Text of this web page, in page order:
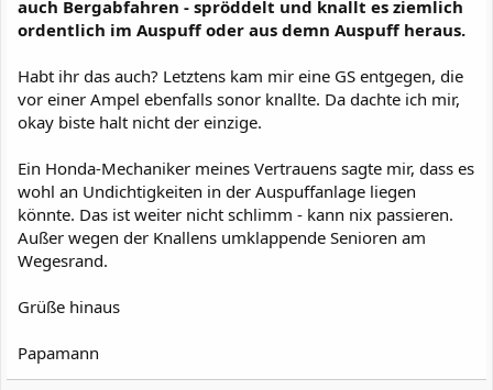
auch Bergabfahren - spröddelt und knallt es ziemlich
ordentlich im Auspuff oder aus demn Auspuff heraus.
Habt ihr das auch? Letztens kam mir eine GS entgegen, die
vor einer Ampel ebenfalls sonor knallte. Da dachte ich mir,
okay biste halt nicht der einzige.
Ein Honda-Mechaniker meines Vertrauens sagte mir, dass es
wohl an Undichtigkeiten in der Auspuffanlage liegen
könnte. Das ist weiter nicht schlimm - kann nix passieren.
Außer wegen der Knallens umklappende Senioren am
Wegesrand.
Grüße hinaus
Papamann